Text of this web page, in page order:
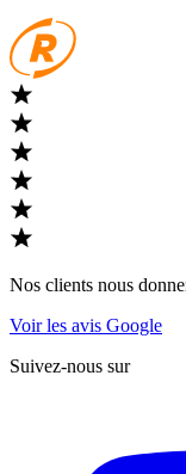
Nos clients nous
Voir les avis Google
Suivez-nous sur